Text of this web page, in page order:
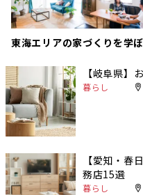
東海エリアの家づくりを学
【岐阜県】
暮らし
【愛知・春
務店15選
暮らし